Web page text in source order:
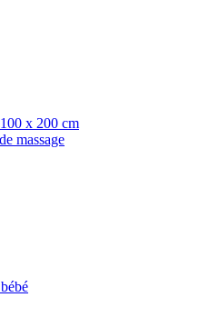
x 200 cm
massage